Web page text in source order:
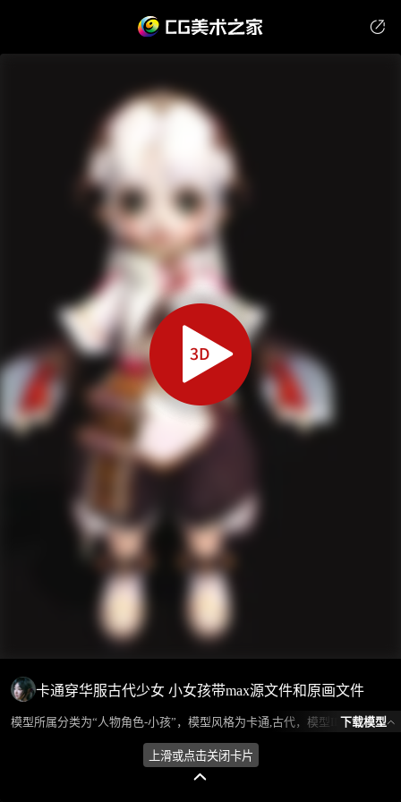
卡通穿华服古代少女 小女孩带max源文件和原画文件
模型所属分类为“人物角色-小孩”，模型风格为卡通,古代，模型ID为101969，本模型由设计师 放羊娃的春天 在2024-09-10 09:27:40上传，含.fbx，.gltf，.max(3dsMax)相关源文件下载格式，点数为4292，面数为4899，材质数为4，贴图数为4，CG美术之家持续为您更新与数字孪生、影视动画和游戏VR等相关优质资源。
下载模型
上滑或点击关闭卡片